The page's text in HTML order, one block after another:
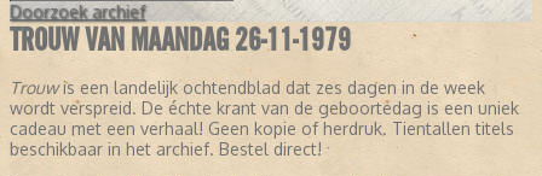
Doorzoek archief
TROUW VAN MAANDAG 26-11-1979
Trouwis een landelijk ochtendblad dat zes dagen in de week
wordt verspreid. De échte krant van de geboortedag is een uniek
cadeau met een verhaal! Geen kopie of herdruk. Tientallen titels
beschikbaar in het archief. Bestel direct!